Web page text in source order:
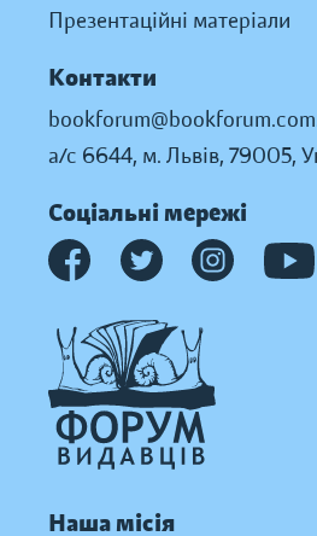
Презентаційні матеріали
Контакти
а/с 6644, м. Львів, 79005,
Соціальні мережі
Наша місія